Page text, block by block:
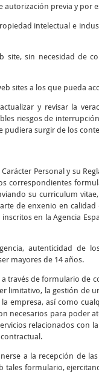
previa y por
intelectual e
sin necesidad de
sites a los que pueda
y revisar la
riesgos de
surgir de los
Personal y su
correspondientes
su curriculum
de enxenio en
en la Agencia
autenticidad de
mayores de 14 años.
través de formulario
limitativo, la gestión de
empresa, así como
necesarios para poder
relacionados con
a la recepción de
formulario,